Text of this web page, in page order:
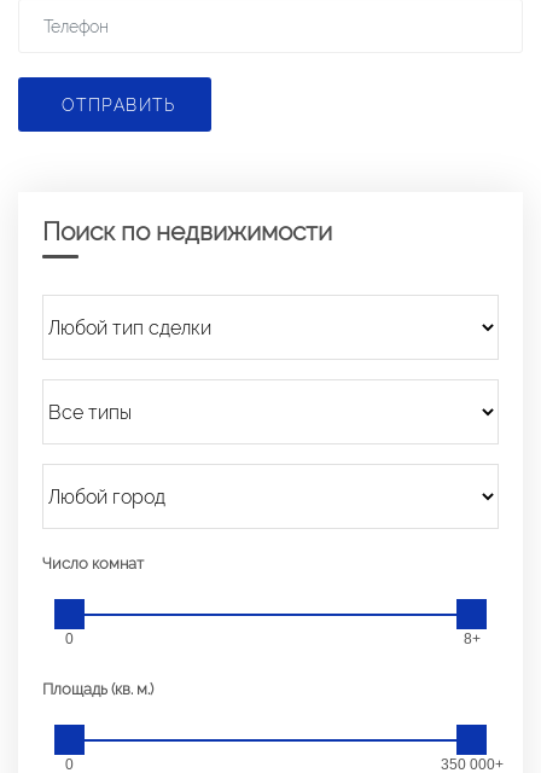
ОТПРАВИТЬ
Поиск по недвижимости
Число комнат
0 8+
Площадь (кв. м.)
0 350 000+